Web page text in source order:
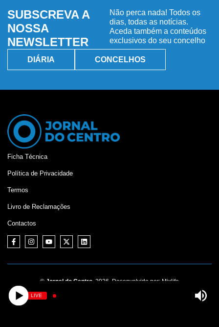
SUBSCREVA A
NOSSA
NEWSLETTER
Não perca nada! Todos os
dias, todas as notícias.
Aceda também a conteúdos
exclusivos do seu concelho
DIÁRIA CONCELHOS
Ficha Técnica
Política de Privacidade
Termos
Livro de Reclamações
Contactos
© Jornal do Centro, 2026. Desenvolvido por: Mixlife
LIVE